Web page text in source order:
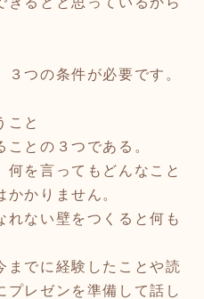
つの条件が必要です。
こと
ことの３つである。
を言ってもどんなこと
かりません。
れない壁をつくると何も
でに経験したことや読
プレゼンを準備して話し